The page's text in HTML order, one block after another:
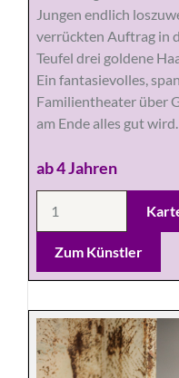
Jungen endlich
verrückten Auftrag in
Teufel drei goldene
Ein fantasievolles,
Familientheater über
am Ende alles gut wird.
ab 4 Jahren
Zum Künstler